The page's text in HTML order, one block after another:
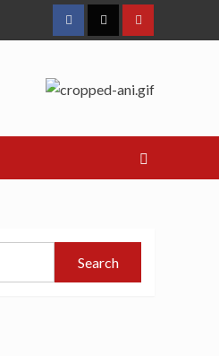
FacebookTwitterYoutube